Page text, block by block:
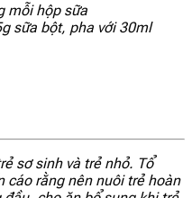
67.5 500
0.68 5
mỗi hộp sữa
sữa bột, pha với 30ml
sơ sinh và trẻ nhỏ. Tổ
cáo rằng nên nuôi trẻ hoàn